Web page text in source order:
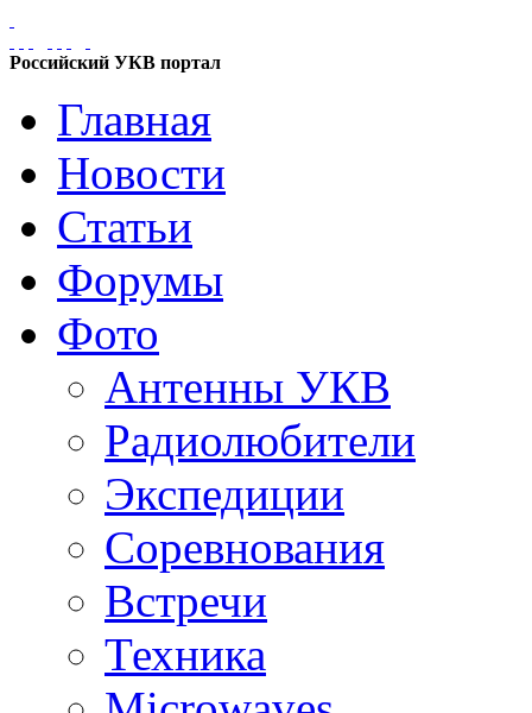
Российский УКВ портал
Главная
Новости
Статьи
Форумы
Фото
Антенны УКВ
Радиолюбители
Экспедиции
Соревнования
Встречи
Техника